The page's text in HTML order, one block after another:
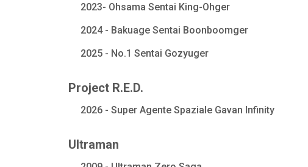
2023- Ohsama Sentai King-Ohger
2024 - Bakuage Sentai Boonboomger
2025 - No.1 Sentai Gozyuger
Project R.E.D.
2026 - Super Agente Spaziale Gavan Infinity
Ultraman